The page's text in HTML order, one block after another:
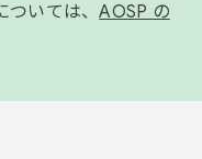
ついては、AOSP の